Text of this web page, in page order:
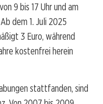
9 bis 17 Uhr und am
dem 1. Juli 2025
3 Euro, während
kostenfrei herein
stattfanden, sind